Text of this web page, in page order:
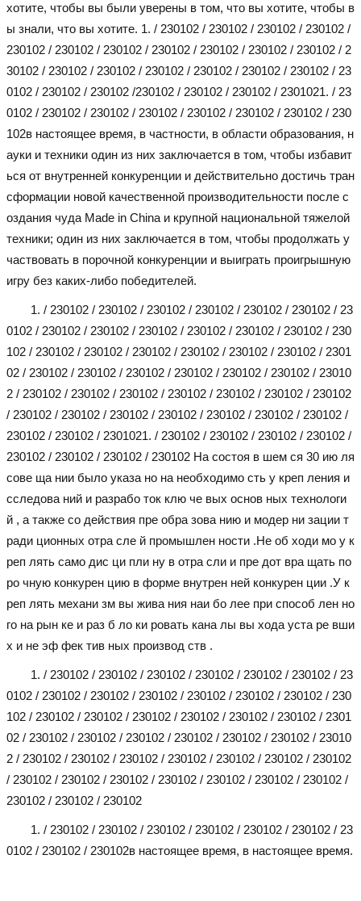
хотите, чтобы вы были уверены в том, что вы хотите, чтобы в
ы знали, что вы хотите. 1. / 230102 / 230102 / 230102 / 230102 /
230102 / 230102 / 230102 / 230102 / 230102 / 230102 / 230102 / 2
30102 / 230102 / 230102 / 230102 / 230102 / 230102 / 230102 / 23
0102 / 230102 / 230102 /230102 / 230102 / 230102 / 2301021. / 23
0102 / 230102 / 230102 / 230102 / 230102 / 230102 / 230102 / 230
102в настоящее время, в частности, в области образования, н
ауки и техники один из них заключается в том, чтобы избавит
ься от внутренней конкуренции и действительно достичь тран
сформации новой качественной производительности после с
оздания чуда Made in China и крупной национальной тяжелой
техники; один из них заключается в том, чтобы продолжать у
частвовать в порочной конкуренции и выиграть проигрышную
игру без каких-либо победителей.
1. / 230102 / 230102 / 230102 / 230102 / 230102 / 230102 / 23
0102 / 230102 / 230102 / 230102 / 230102 / 230102 / 230102 / 230
102 / 230102 / 230102 / 230102 / 230102 / 230102 / 230102 / 2301
02 / 230102 / 230102 / 230102 / 230102 / 230102 / 230102 / 23010
2 / 230102 / 230102 / 230102 / 230102 / 230102 / 230102 / 230102
/ 230102 / 230102 / 230102 / 230102 / 230102 / 230102 / 230102 /
230102 / 230102 / 2301021. / 230102 / 230102 / 230102 / 230102 /
230102 / 230102 / 230102 / 230102 На состоя в шем ся 30 ию ля
сове ща нии было указа но на необходимо сть у креп ления и
сследова ний и разрабо ток клю че вых основ ных технологи
й , а также со действия пре обра зова нию и модер ни зации т
ради ционных отра сле й промышлен ности .Не об ходи мо у к
реп лять само дис ци пли ну в отра сли и пре дот вра щать по
ро чную конкурен цию в форме внутрен ней конкурен ции .У к
реп лять механи зм вы жива ния наи бо лее при способ лен но
го на рын ке и раз б ло ки ровать кана лы вы хода уста ре вши
х и не эф фек тив ных производ ств .
1. / 230102 / 230102 / 230102 / 230102 / 230102 / 230102 / 23
0102 / 230102 / 230102 / 230102 / 230102 / 230102 / 230102 / 230
102 / 230102 / 230102 / 230102 / 230102 / 230102 / 230102 / 2301
02 / 230102 / 230102 / 230102 / 230102 / 230102 / 230102 / 23010
2 / 230102 / 230102 / 230102 / 230102 / 230102 / 230102 / 230102
/ 230102 / 230102 / 230102 / 230102 / 230102 / 230102 / 230102 /
230102 / 230102 / 230102
1. / 230102 / 230102 / 230102 / 230102 / 230102 / 230102 / 23
0102 / 230102 / 230102в настоящее время, в настоящее время.